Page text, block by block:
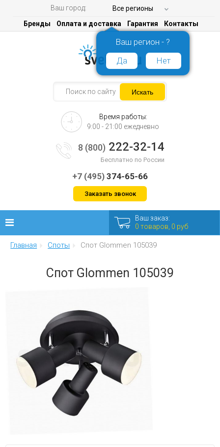
Ваш город: Все регионы
Ваш регион - ?
Да
Нет
Бренды Оплата и доставка Гарантия Контакты
Время работы:
9:00 - 21:00 ежедневно
8 (800) 222-32-14
Бесплатно по России
+7 (495) 374-65-66
Заказать звонок
Люстры
Уличные
Распродажа
Еще
Мебель
Ваш заказ:
0 товаров, 0 руб
Главная Споты Спот Glommen 105039
Спот Glommen 105039